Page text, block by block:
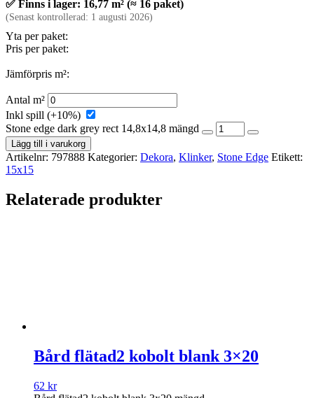
✅ Finns i lager: 16,77 m² (≈ 16 paket)
(Senast kontrollerad: 1 augusti 2026)
Yta per paket:
Pris per paket:
Jämförpris m²:
Antal m²
Inkl spill (+10%)
Stone edge dark grey rect 14,8x14,8 mängd
Lägg till i varukorg
Artikelnr: 797888 Kategorier: Dekora, Klinker, Stone Edge Etikett:
15x15
Relaterade produkter
Bård flätad2 kobolt blank 3×20
62 kr